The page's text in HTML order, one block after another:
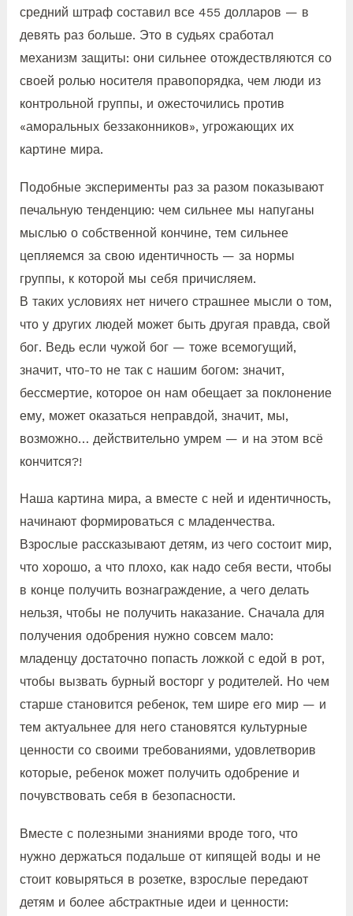
средний штраф составил все 455 долларов — в
девять раз больше. Это в судьях сработал
механизм защиты: они сильнее отождествляются со
своей ролью носителя правопорядка, чем люди из
контрольной группы, и ожесточились против
«аморальных беззаконников», угрожающих их
картине мира.
Подобные эксперименты раз за разом показывают
печальную тенденцию: чем сильнее мы напуганы
мыслью о собственной кончине, тем сильнее
цепляемся за свою идентичность — за нормы
группы, к которой мы себя причисляем.
В таких условиях нет ничего страшнее мысли о том,
что у других людей может быть другая правда, свой
бог. Ведь если чужой бог — тоже всемогущий,
значит, что-то не так с нашим богом: значит,
бессмертие, которое он нам обещает за поклонение
ему, может оказаться неправдой, значит, мы,
возможно… действительно умрем — и на этом всё
кончится?!
Наша картина мира, а вместе с ней и идентичность,
начинают формироваться с младенчества.
Взрослые рассказывают детям, из чего состоит мир,
что хорошо, а что плохо, как надо себя вести, чтобы
в конце получить вознаграждение, а чего делать
нельзя, чтобы не получить наказание. Сначала для
получения одобрения нужно совсем мало:
младенцу достаточно попасть ложкой с едой в рот,
чтобы вызвать бурный восторг у родителей. Но чем
старше становится ребенок, тем шире его мир — и
тем актуальнее для него становятся культурные
ценности со своими требованиями, удовлетворив
которые, ребенок может получить одобрение и
почувствовать себя в безопасности.
Вместе с полезными знаниями вроде того, что
нужно держаться подальше от кипящей воды и не
стоит ковыряться в розетке, взрослые передают
детям и более абстрактные идеи и ценности: